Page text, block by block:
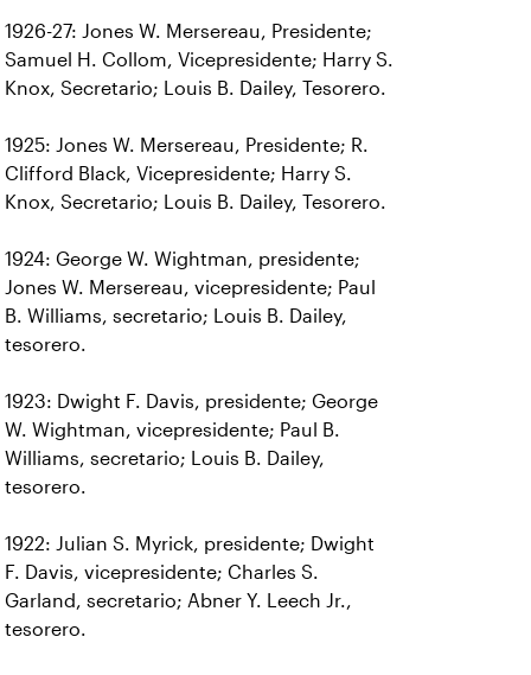
1926-27: Jones W. Mersereau, Presidente;
Samuel H. Collom, Vicepresidente; Harry S.
Knox, Secretario; Louis B. Dailey, Tesorero.
1925: Jones W. Mersereau, Presidente; R.
Clifford Black, Vicepresidente; Harry S.
Knox, Secretario; Louis B. Dailey, Tesorero.
1924: George W. Wightman, presidente;
Jones W. Mersereau, vicepresidente; Paul
B. Williams, secretario; Louis B. Dailey,
tesorero.
1923: Dwight F. Davis, presidente; George
W. Wightman, vicepresidente; Paul B.
Williams, secretario; Louis B. Dailey,
tesorero.
1922: Julian S. Myrick, presidente; Dwight
F. Davis, vicepresidente; Charles S.
Garland, secretario; Abner Y. Leech Jr.,
tesorero.